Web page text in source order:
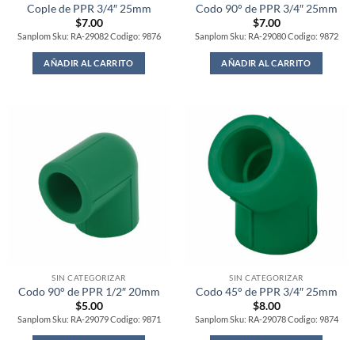
Cople de PPR 3/4″ 25mm
$7.00
Sanplom Sku: RA-29082 Codigo: 9876
AÑADIR AL CARRITO
Codo 90° de PPR 3/4″ 25mm
$7.00
Sanplom Sku: RA-29080 Codigo: 9872
AÑADIR AL CARRITO
SIN CATEGORIZAR
Codo 90° de PPR 1/2″ 20mm
$5.00
Sanplom Sku: RA-29079 Codigo: 9871
SIN CATEGORIZAR
Codo 45° de PPR 3/4″ 25mm
$8.00
Sanplom Sku: RA-29078 Codigo: 9874